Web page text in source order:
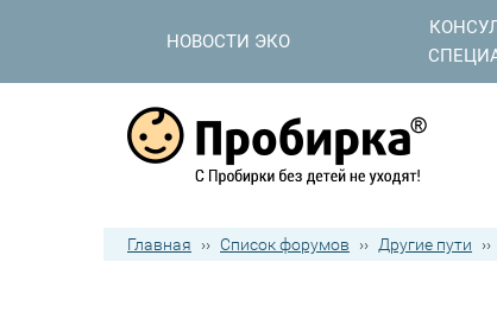
НОВОСТИ ЭКО
Главная ›› Список форумов ›› Другие пути ››